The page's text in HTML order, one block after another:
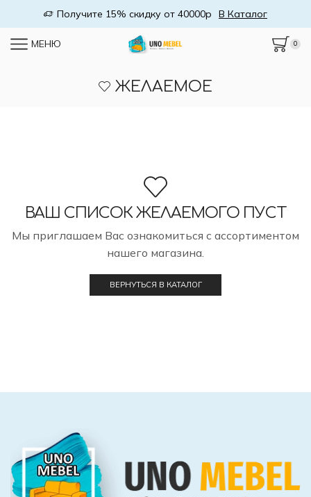
Получите 15% скидку от 40000р В Каталог
МЕНЮ 0
ЖЕЛАЕМОЕ
ВАШ СПИСОК ЖЕЛАЕМОГО ПУСТ
Мы приглашаем Вас ознакомиться с ассортиментом
нашего магазина.
ВЕРНУТЬСЯ В КАТАЛОГ